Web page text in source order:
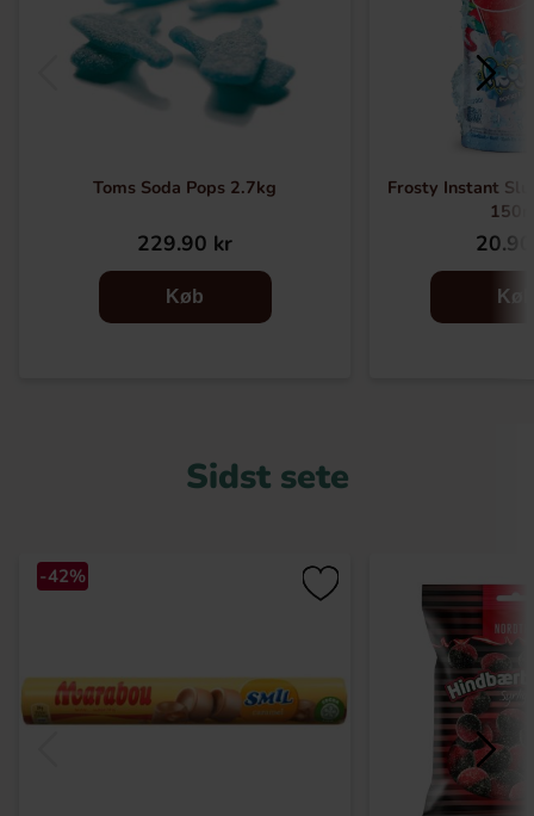
Toms Soda Pops 2.7kg
229.90 kr
Køb
Frosty Instant
Køb
Sidst sete
-42%